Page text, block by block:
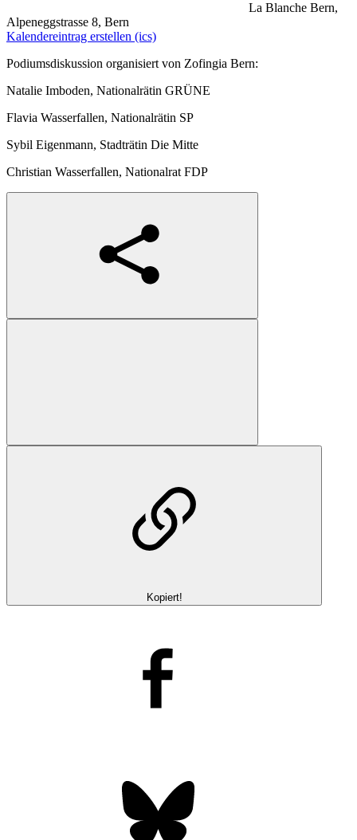
La Blanche Bern,
Alpeneggstrasse 8, Bern
Kalendereintrag erstellen (ics)
Podiumsdiskussion organisiert von Zofingia Bern:
Natalie Imboden, Nationalrätin GRÜNE
Flavia Wasserfallen, Nationalrätin SP
Sybil Eigenmann, Stadträtin Die Mitte
Christian Wasserfallen, Nationalrat FDP
Kopiert!